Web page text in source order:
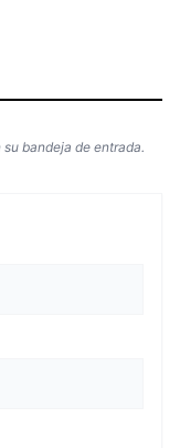
bandeja de entrada.